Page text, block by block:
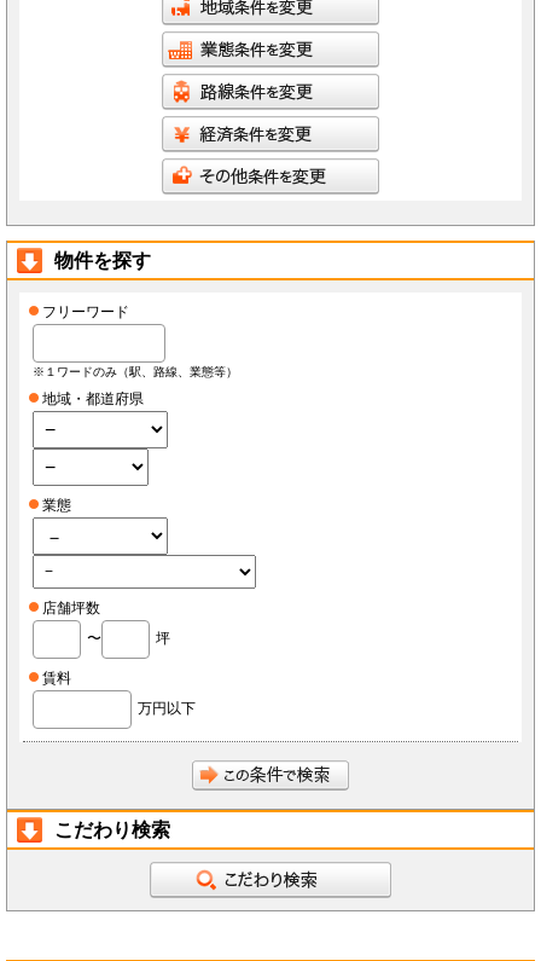
物件を探す
フリーワード
※１ワードのみ（駅、路線、業態等）
地域・都道府県
業態
店舗坪数
〜
坪
賃料
万円以下
こだわり検索